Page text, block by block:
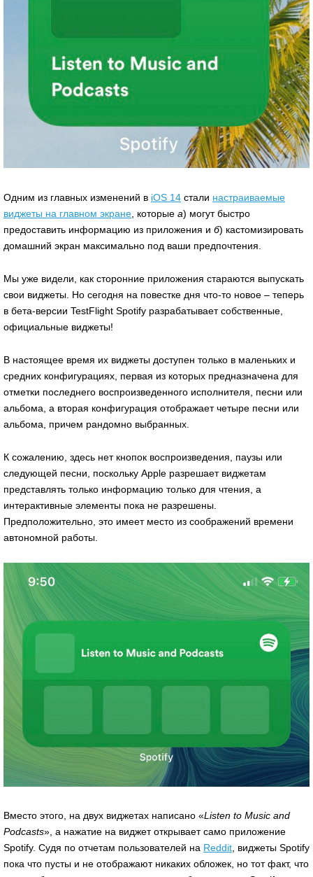
Одним из главных изменений в iOS 14 стали настраиваемые
виджеты на главном экране , которые а) могут быстро
предоставить информацию из приложения и б) кастомизировать
домашний экран максимально под ваши предпочтения.
Мы уже видели, как сторонние приложения стараются выпускать
свои виджеты. Но сегодня на повестке дня что-то новое – теперь
в бета-версии TestFlight Spotify разрабатывает собственные,
официальные виджеты!
В настоящее время их виджеты доступен только в маленьких и
средних конфигурациях, первая из которых предназначена для
отметки последнего воспроизведенного исполнителя, песни или
альбома, а вторая конфигурация отображает четыре песни или
альбома, причем рандомно выбранных.
К сожалению, здесь нет кнопок воспроизведения, паузы или
следующей песни, поскольку Apple разрешает виджетам
представлять только информацию только для чтения, а
интерактивные элементы пока не разрешены.
Предположительно, это имеет место из соображений времени
автономной работы.
Вместо этого, на двух виджетах написано «Listen to Music and
Podcasts», а нажатие на виджет открывает само приложение
Spotify. Судя по отчетам пользователей на Reddit , виджеты Spotify
пока что пусты и не отображают никаких обложек, но тот факт, что